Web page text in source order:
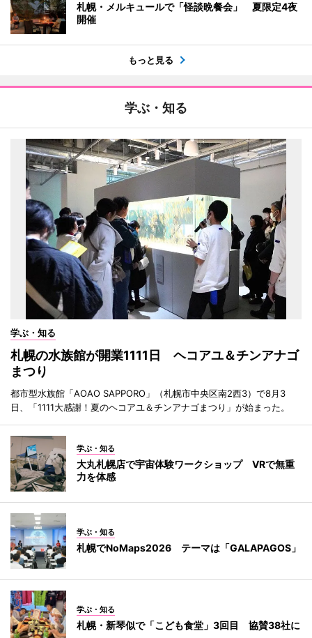
札幌・メルキュールで「怪談晩餐会」 夏限定4夜
開催
もっと見る
学ぶ・知る
学ぶ・知る
札幌の水族館が開業1111日 ヘコアユ＆チンアナゴ
まつり
都市型水族館「AOAO SAPPORO」（札幌市中央区南2西3）で8月3
日、「1111大感謝！夏のヘコアユ＆チンアナゴまつり」が始まった。
学ぶ・知る
大丸札幌店で宇宙体験ワークショップ VRで無重
力を体感
学ぶ・知る
札幌でNoMaps2026 テーマは「GALAPAGOS」
学ぶ・知る
札幌・新琴似で「こども食堂」3回目 協賛38社に